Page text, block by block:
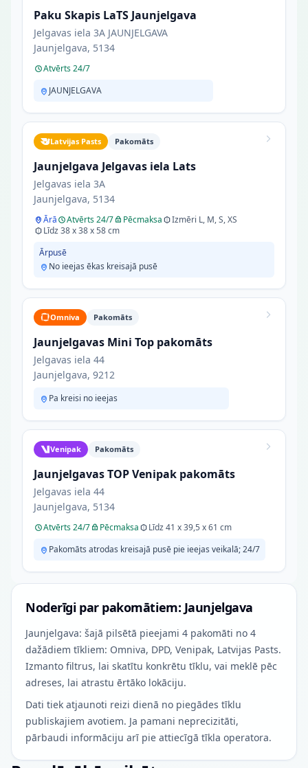
Paku Skapis LaTS Jaunjelgava
Jelgavas iela 3A JAUNJELGAVA
Jaunjelgava, 5134
Atvērts 24/7
JAUNJELGAVA
Latvijas Pasts Pakomāts
Jaunjelgava Jelgavas iela Lats
Jelgavas iela 3A
Jaunjelgava, 5134
Ārā Atvērts 24/7 Pēcmaksa
Izmēri L, M, S, XS
Līdz 38 x 38 x 58 cm
Ārpusē
No ieejas ēkas kreisajā pusē
Omniva Pakomāts
Jaunjelgavas Mini Top pakomāts
Jelgavas iela 44
Jaunjelgava, 9212
Pa kreisi no ieejas
Venipak Pakomāts
Jaunjelgavas TOP Venipak pakomāts
Jelgavas iela 44
Jaunjelgava, 5134
Atvērts 24/7 Pēcmaksa
Līdz 41 x 39,5 x 61 cm
Pakomāts atrodas kreisajā pusē pie ieejas veikalā; 24/7
Noderīgi par pakomātiem: Jaunjelgava
Jaunjelgava: šajā pilsētā pieejami 4 pakomāti no 4
dažādiem tīkliem: Omniva, DPD, Venipak, Latvijas Pasts.
Izmanto filtrus, lai skatītu konkrētu tīklu, vai meklē pēc
adreses, lai atrastu ērtāko lokāciju.
Dati tiek atjaunoti reizi dienā no piegādes tīklu
publiskajiem avotiem. Ja pamani neprecizitāti,
pārbaudi informāciju arī pie attiecīgā tīkla operatora.